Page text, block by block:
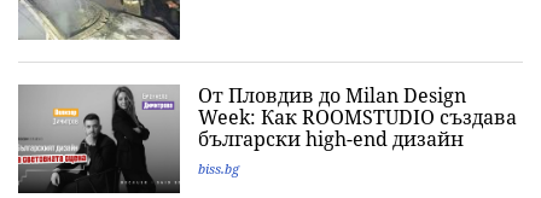
От Пловдив до Milan Design
Week: Как ROOMSTUDIO създава
български high-end дизайн
biss.bg